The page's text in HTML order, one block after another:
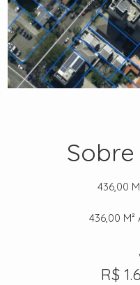
436,00
436,00 M²
R$